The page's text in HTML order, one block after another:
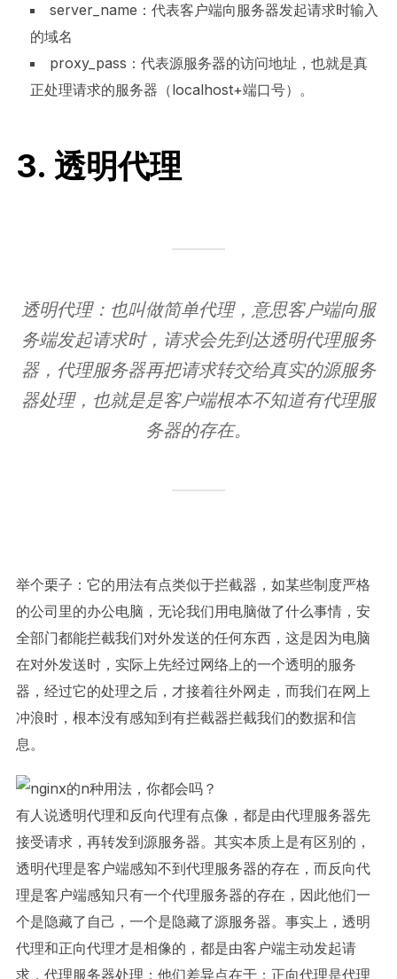
server_name：代表客户端向服务器发起请求时输入
的域名
proxy_pass：代表源服务器的访问地址，也就是真
正处理请求的服务器（localhost+端口号）。
3. 透明代理
透明代理：也叫做简单代理，意思客户端向服
务端发起请求时，请求会先到达透明代理服务
器，代理服务器再把请求转交给真实的源服务
器处理，也就是是客户端根本不知道有代理服
务器的存在。
举个栗子：它的用法有点类似于拦截器，如某些制度严格
的公司里的办公电脑，无论我们用电脑做了什么事情，安
全部门都能拦截我们对外发送的任何东西，这是因为电脑
在对外发送时，实际上先经过网络上的一个透明的服务
器，经过它的处理之后，才接着往外网走，而我们在网上
冲浪时，根本没有感知到有拦截器拦截我们的数据和信
息。
有人说透明代理和反向代理有点像，都是由代理服务器先
接受请求，再转发到源服务器。其实本质上是有区别的，
透明代理是客户端感知不到代理服务器的存在，而反向代
理是客户端感知只有一个代理服务器的存在，因此他们一
个是隐藏了自己，一个是隐藏了源服务器。事实上，透明
代理和正向代理才是相像的，都是由客户端主动发起请
求，代理服务器处理；他们差异点在于：正向代理是代理